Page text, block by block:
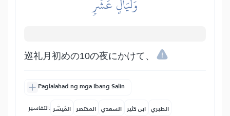
وَلَيَالٍ عَشۡرٖ
巡礼月初めの10の夜にかけて、
Paglalahad ng mga Ibang Salin
التفاسير: المُيسَّر المختصر السعدي ابن كثير الطبري